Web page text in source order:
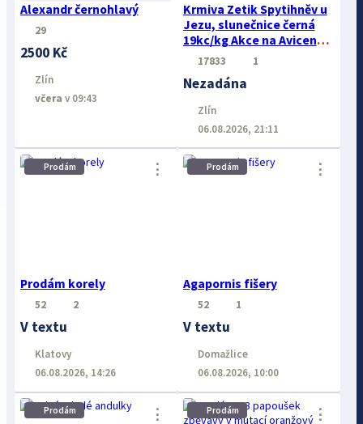
Alexandr černohlavý
29
2500 Kč
Zlín
včera v 09:43
Krmiva Zetik Spytihněv u
Jezu, slunečnice černá
19kc/kg Akce na Avicentru
Avest I na burze
17833 1
Nezadána
Zlín
06.08.2026, 21:11
Prodám
Prodám korely
⋮
52 2
V textu
Klatovy
06.08.2026, 14:26
Prodám
Agapornis fišery
⋮
52 1
V textu
Domažlice
06.08.2026, 10:00
Prodám ⋮ Prodám ⋮